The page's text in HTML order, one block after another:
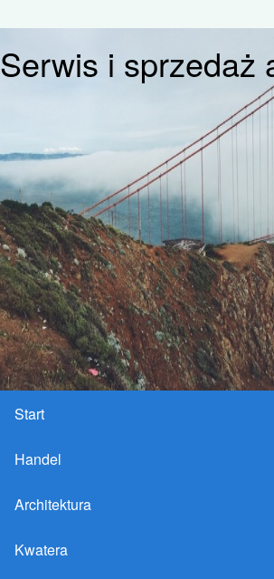
Serwis i sprzedaż
Start
Handel
Architektura
Kwatera